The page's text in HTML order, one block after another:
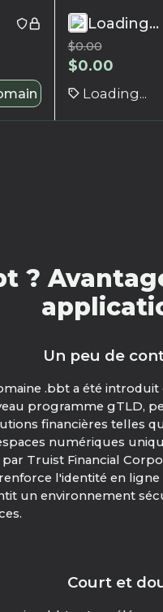
Loading...
$0.00
$0.00
Loading...
?
Un peu de
.bbt a été introduit
programme gTLD,
financières telles
numériques
par Truist Financial
l'identité en ligne
un environnement
Court et